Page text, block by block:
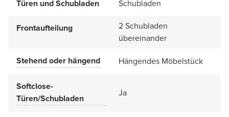
Türen und Schubladen Schubladen
Frontaufteilung
2 Schubladen
übereinander
Stehend oder hängend
Hängendes Möbelstück
Softclose-
Türen/Schubladen
Ja